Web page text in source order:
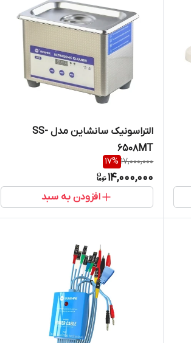
التراسونیک سانشاین مدل SS-
6508MT
17,000,000
17%
14,000,000
افزودن به سبد